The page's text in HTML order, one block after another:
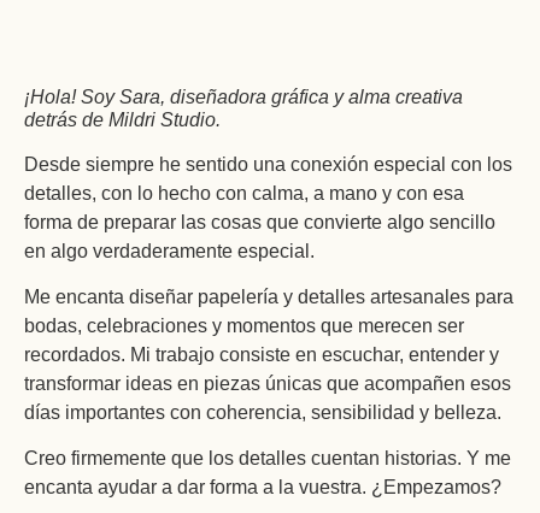
¡Hola! Soy Sara, diseñadora gráfica y alma creativa
detrás de Mildri Studio.
Desde siempre he sentido una conexión especial con los
detalles, con lo hecho con calma, a mano y con esa
forma de preparar las cosas que convierte algo sencillo
en algo verdaderamente especial.
Me encanta diseñar papelería y detalles artesanales para
bodas, celebraciones y momentos que merecen ser
recordados. Mi trabajo consiste en escuchar, entender y
transformar ideas en piezas únicas que acompañen esos
días importantes con coherencia, sensibilidad y belleza.
Creo firmemente que los detalles cuentan historias. Y me
encanta ayudar a dar forma a la vuestra. ¿Empezamos?